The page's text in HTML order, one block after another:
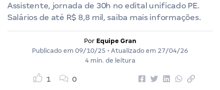
Assistente, jornada de 30h no edital unificado PE.
Salários de até R$ 8,8 mil, saiba mais informações.
Por Equipe Gran
Publicado em 09/10/25 • Atualizado em 27/04/26
4 min. de leitura
1 0